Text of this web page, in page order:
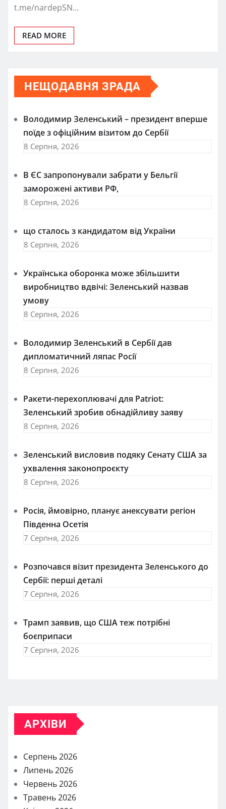
t.me/nardepSN…
READ MORE
НЕЩОДАВНЯ ЗРАДА
Володимир Зеленський – президент вперше
поїде з офіційним візитом до Сербії
8 Серпня, 2026
В ЄС запропонували забрати у Бельгії
заморожені активи РФ,
8 Серпня, 2026
що сталось з кандидатом від України
8 Серпня, 2026
Українська оборонка може збільшити
виробництво вдвічі: Зеленський назвав
умову
8 Серпня, 2026
Володимир Зеленський в Сербії дав
дипломатичний ляпас Росії
8 Серпня, 2026
Ракети-перехоплювачі для Patriot:
Зеленський зробив обнадійливу заяву
8 Серпня, 2026
Зеленський висловив подяку Сенату США за
ухвалення законопроєкту
8 Серпня, 2026
Росія, ймовірно, планує анексувати регіон
Південна Осетія
7 Серпня, 2026
Розпочався візит президента Зеленського до
Сербії: перші деталі
7 Серпня, 2026
Трамп заявив, що США теж потрібні
боєприпаси
7 Серпня, 2026
АРХІВИ
Серпень 2026
Липень 2026
Червень 2026
Травень 2026